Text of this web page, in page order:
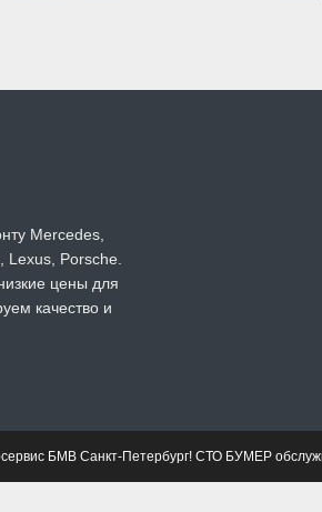
Mercedes,
Lexus, Porsche.
цены для
качество и
БМВ Санкт-Петербург! СТО БУМЕР